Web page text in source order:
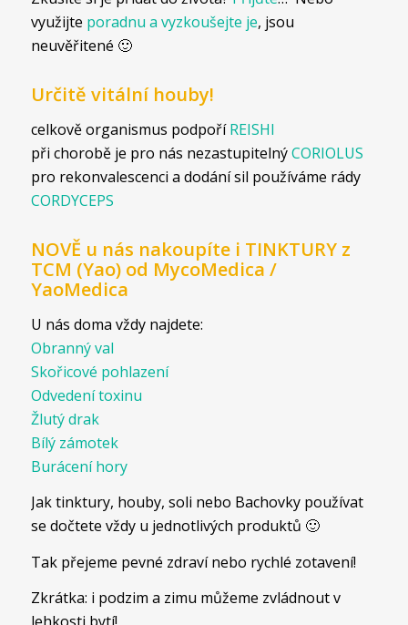
využijte poradnu a vyzkoušejte je, jsou
neuvěřitené 🙂
Určitě vitální houby!
celkově organismus podpoříREISHI
při chorobě je pro nás nezastupitelnýCORIOLUS
pro rekonvalescenci a dodání sil používáme rády
CORDYCEPS
NOVĚ u nás nakoupíte i TINKTURY z
TCM (Yao) od MycoMedica /
YaoMedica
U nás doma vždy najdete:
Obranný val
Skořicové pohlazení
Odvedení toxinu
Žlutý drak
Bílý zámotek
Burácení hory
Jak tinktury, houby, soli nebo Bachovky používat
se dočtete vždy u jednotlivých produktů 🙂
Tak přejeme pevné zdraví nebo rychlé zotavení!
Zkrátka: i podzim a zimu můžeme zvládnout v